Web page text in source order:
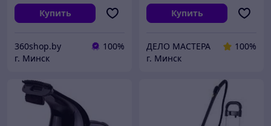
Купить
360shop.by
100%
г. Минск
Купить
ДЕЛО МАСТЕРА
100%
г. Минск